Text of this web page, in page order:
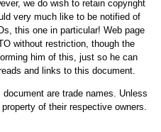
we do wish to retain copyright
very much like to be notified of
this one in particular! Web page
without restriction, though the
him of this, just so he can
and links to this document.
are trade names. Unless
of their respective owners.